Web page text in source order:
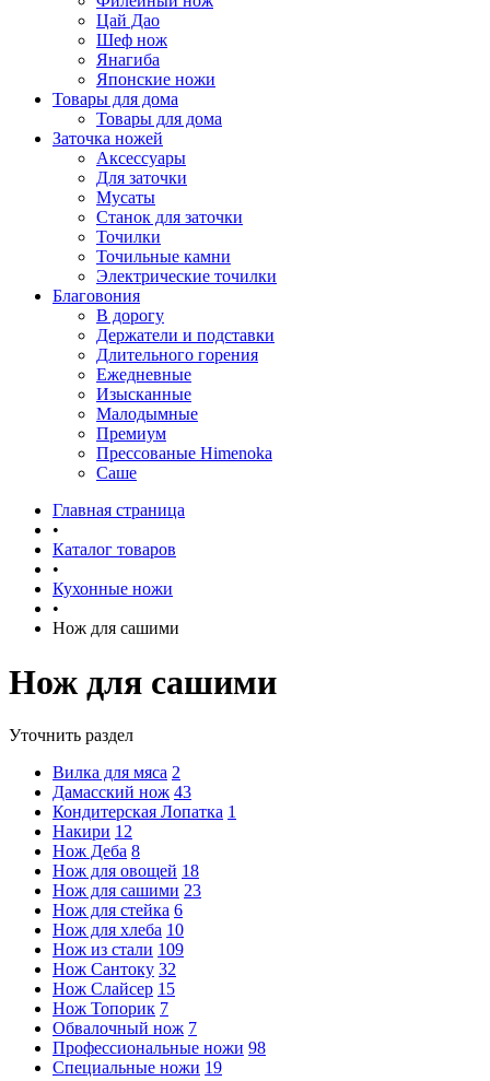
Цай Дао
Шеф нож
Янагиба
Японские ножи
Товары для дома
Товары для дома
Заточка ножей
Аксессуары
Для заточки
Мусаты
Станок для заточки
Точилки
Точильные камни
Электрические точилки
Благовония
В дорогу
Держатели и подставки
Длительного горения
Ежедневные
Изысканные
Малодымные
Премиум
Прессованые Himenoka
Саше
Главная страница
•
Каталог товаров
•
Кухонные ножи
•
Нож для сашими
Нож для сашими
Уточнить раздел
Вилка для мяса 2
Дамасский нож 43
Кондитерская Лопатка 1
Накири 12
Нож Деба 8
Нож для овощей 18
Нож для сашими 23
Нож для стейка 6
Нож для хлеба 10
Нож из стали 109
Нож Сантоку 32
Нож Слайсер 15
Нож Топорик 7
Обвалочный нож 7
Профессиональные ножи 98
Специальные ножи 19